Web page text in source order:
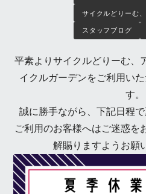
サイクルどりーむ
スタッフブログ
平素よりサイクルどりーむ、
イクルガーデンをご利用い
す。
誠に勝手ながら、下記日程
ご利用のお客様へはご迷惑を
解賜りますようお願